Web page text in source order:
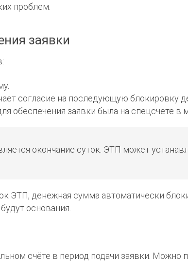
проблем.
заявки
согласие на последующую блокировку
обеспечения заявки была на спецсчёте в
окончание суток: ЭТП может
ЭТП, денежная сумма автоматически
основания.
счёте в период подачи заявки. Можно